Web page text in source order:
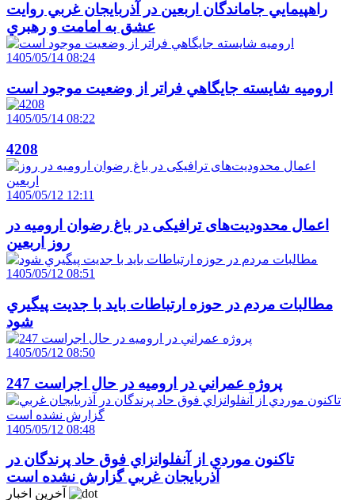
راهپيمايي جاماندگان اربعين در آذربايجان غربي روايت
عشق به امامت و رهبري
1405/05/14 08:24
اروميه شايسته جايگاهي فراتر از وضعيت موجود است
1405/05/14 08:22
4208
1405/05/12 12:11
اعمال محدودیت‌های ترافیکی در باغ رضوان ارومیه در
روز اربعین
1405/05/12 08:51
مطالبات مردم در حوزه ارتباطات بايد با جديت پيگيري
شود
1405/05/12 08:50
247 پروژه عمراني در اروميه در حال اجراست
1405/05/12 08:48
تاکنون موردي از آنفلوانزاي فوق حاد پرندگان در
آذربايجان غربي گزارش نشده است